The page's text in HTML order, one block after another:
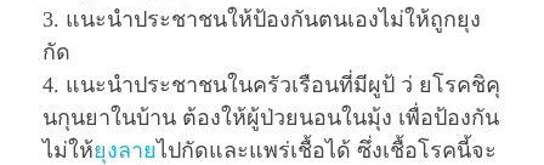
3. แนะนำประชาชนให้ป้องกันตนเองไม่ให้ถูกยุง
กัด
4. แนะนำประชาชนในครัวเรือนที่มีผูป้ ว่ ยโรคชิคุ
นกุนยาในบ้าน ต้องให้ผู้ป่วยนอนในมุ้ง เพื่อป้องกัน
ไม่ให้ยุงลายไปกัดและแพร่เชื้อได้ ซึ่งเชื้อโรคนี้จะ